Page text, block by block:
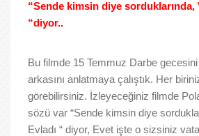
“Sende kimsin diye sorduklarında,
“diyor..
Bu filmde 15 Temmuz Darbe
arkasını anlatmaya çalıştık. Her
görebilirsiniz. İzleyeceğiniz filmde
sözü var “Sende kimsin diye
Evladı “ diyor, Evet işte o sizsiniz